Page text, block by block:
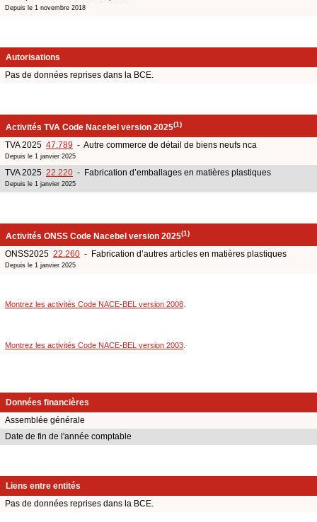
Depuis le 1 novembre 2018
Autorisations
Pas de données reprises dans la BCE.
Activités TVA Code Nacebel version 2025(1)
TVA 2025 47.789 - Autre commerce de détail de biens neufs nca
Depuis le 1 janvier 2025
TVA 2025 22.220 - Fabrication d’emballages en matières plastiques
Depuis le 1 janvier 2025
Activités ONSS Code Nacebel version 2025(1)
ONSS2025 22.260 - Fabrication d’autres articles en matières plastiques
Depuis le 1 janvier 2025
Montrez les activités Code NACE-BEL version 2008
Montrez les activités Code NACE-BEL version 2003
Données financières
Assemblée générale
Date de fin de l'année comptable
Liens entre entités
Pas de données reprises dans la BCE.